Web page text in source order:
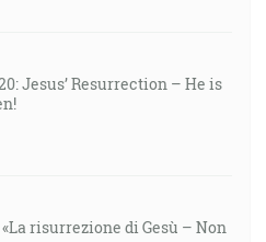
Jesus’ Resurrection – He is
risurrezione di Gesù – Non